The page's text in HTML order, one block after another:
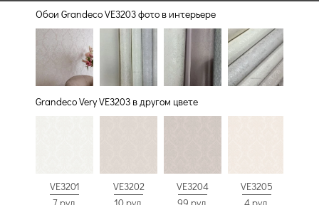
Обои Grandeco VE3203 фото в интерьере
Grandeco Very VE3203 в другом цвете
VE3201
VE3202
VE3204
VE3205